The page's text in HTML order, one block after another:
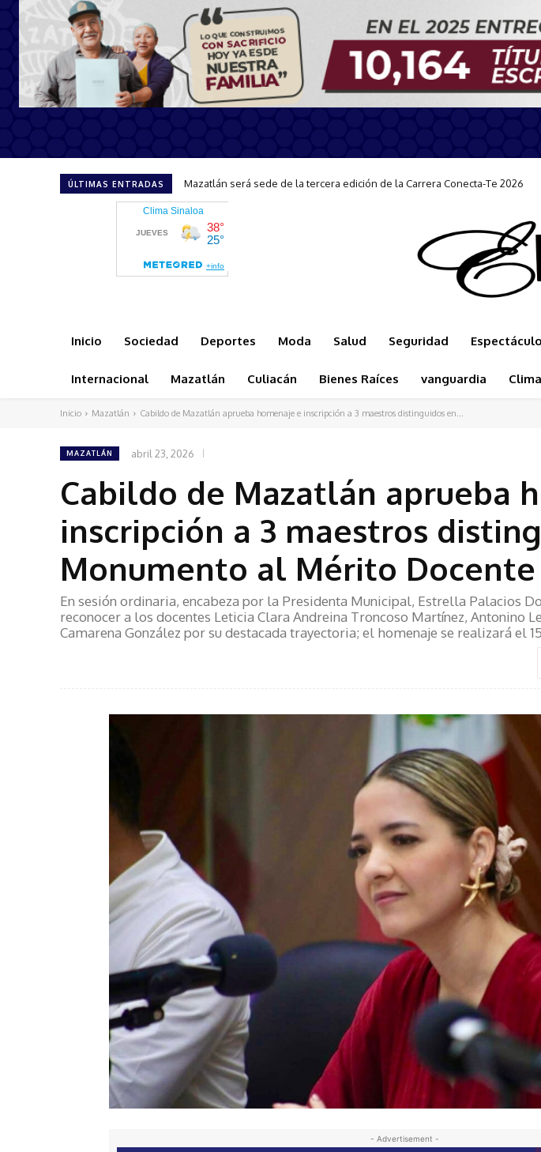
ÚLTIMAS ENTRADAS CAPTA brinda atención y orientación durante la llegada del Carnival
Inicio Sociedad Deportes Moda Salud Seguridad
Internacional Mazatlán Culiacán Bienes Raíces vanguardia Clima
Inicio Mazatlán Cabildo de Mazatlán aprueba homenaje e inscripción a 3 maestros distinguidos en...
MAZATLÁN abril 23, 2026
Cabildo de Mazatlán aprueba
inscripción a 3 maestros
Monumento al Mérito Docente
En sesión ordinaria, encabeza por la Presidenta Municipal, Estrella Palacios
reconocer a los docentes Leticia Clara Andreina Troncoso Martínez, Antonino
Camarena González por su destacada trayectoria; el homenaje se realizará el
- Advertisement -